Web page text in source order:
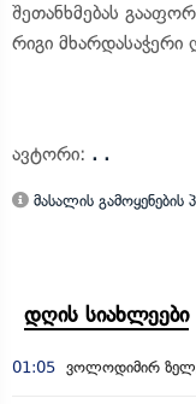
შეთანხმებას
რიგი მხარდასაჭერი
ავტორი: . .
მასალის გამოყენების
დღის სიახლეები
01:05 ვოლოდიმირ